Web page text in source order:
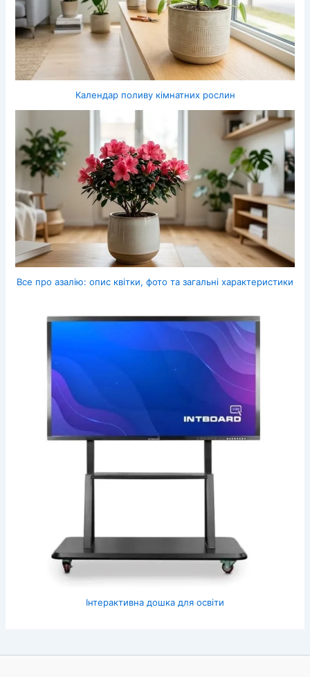
Календар поливу кімнатних рослин
Все про азалію: опис квітки, фото та загальні характеристики
Інтерактивна дошка для освіти